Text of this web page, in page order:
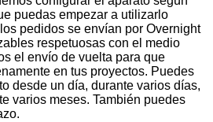
puedas empezar a utilizarlo
pedidos se envían por Overnight
respetuosas con el medio
el envío de vuelta para que
en tus proyectos. Puedes
desde un día, durante varios días,
varios meses. También puedes